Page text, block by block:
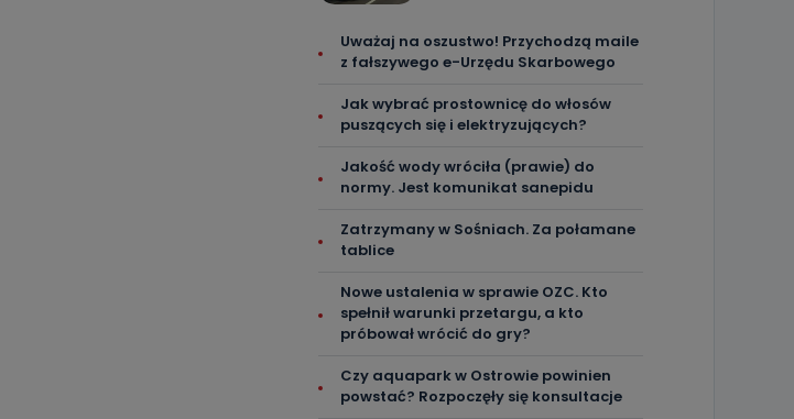
Uważaj na oszustwo! Przychodzą maile
z fałszywego e-Urzędu Skarbowego
Jak wybrać prostownicę do włosów
puszących się i elektryzujących?
Jakość wody wróciła (prawie) do
normy. Jest komunikat sanepidu
Zatrzymany w Sośniach. Za połamane
tablice
Nowe ustalenia w sprawie OZC. Kto
spełnił warunki przetargu, a kto
próbował wrócić do gry?
Czy aquapark w Ostrowie powinien
powstać? Rozpoczęły się konsultacje